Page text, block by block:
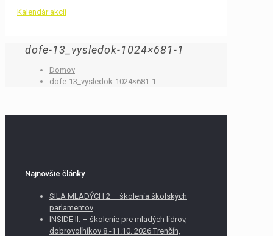
Kalendár akcií
dofe-13_vysledok-1024×681-1
Domov
dofe-13_vysledok-1024×681-1
Najnovšie články
SILA MLADÝCH 2 – školenia školských
parlamentov
INSIDE II. – školenie pre mladých lídrov,
dobrovoľníkov 8.-11.10. 2026 Trenčín,